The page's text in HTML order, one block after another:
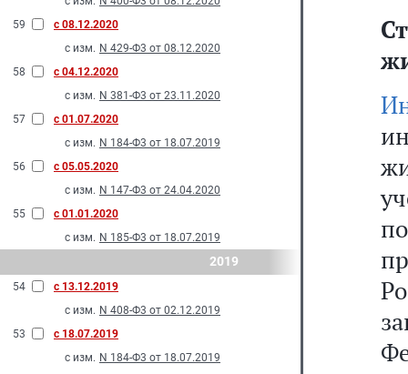
59
с 08.12.2020
с изм. N 429-Ф3 от 08.12.2020
58
с 04.12.2020
с изм. N 381-Ф3 от 23.11.2020
57
с 01.07.2020
с изм. N 184-Ф3 от 18.07.2019
56
с 05.05.2020
с изм. N 147-Ф3 от 24.04.2020
55
с 01.01.2020
с изм. N 185-Ф3 от 18.07.2019
2019
54
с 13.12.2019
с изм. N 408-Ф3 от 02.12.2019
53
с 18.07.2019
с изм. N 184-Ф3 от 18.07.2019